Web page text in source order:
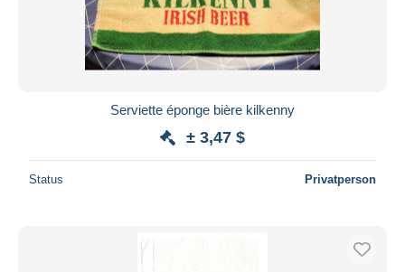
Serviette éponge bière kilkenny
± 3,47 $
Status Privatperson